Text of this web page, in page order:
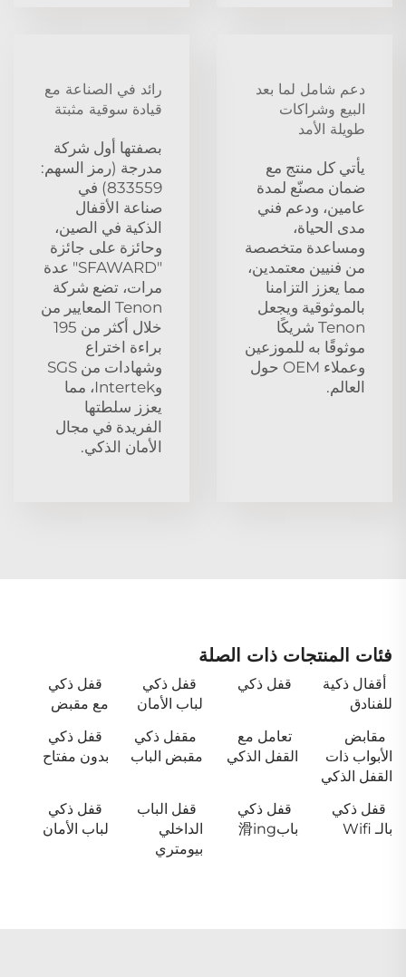
دعم شامل لما بعد
البيع وشراكات
طويلة الأمد
يأتي كل منتج مع
ضمان مصنّع لمدة
عامين، ودعم فني
مدى الحياة،
ومساعدة متخصصة
من فنيين معتمدين،
مما يعزز التزامنا
بالموثوقية ويجعل
Tenon شريكًا
موثوقًا به للموزعين
وعملاء OEM حول
العالم.
رائد في الصناعة مع
قيادة سوقية مثبتة
بصفتها أول شركة
مدرجة (رمز السهم:
833559) في
صناعة الأقفال
الذكية في الصين،
وحائزة على جائزة
"SFAWARD" عدة
مرات، تضع شركة
Tenon المعايير من
خلال أكثر من 195
براءة اختراع
وشهادات من SGS
وIntertek، مما
يعزز سلطتها
الفريدة في مجال
الأمان الذكي.
فئات المنتجات ذات الصلة
أقفال ذكية
للفنادق
قفل ذكي
قفل ذكي
لباب الأمان
قفل ذكي
مع مقبض
مقابض
الأبواب ذات
القفل الذكي
تعامل مع
القفل الذكي
مقفل ذكي
مقبض الباب
قفل ذكي
بدون مفتاح
قفل ذكي
بالـ Wifi
قفل ذكي
باب滑ing
قفل الباب
الداخلي
بيومتري
قفل ذكي
لباب الأمان